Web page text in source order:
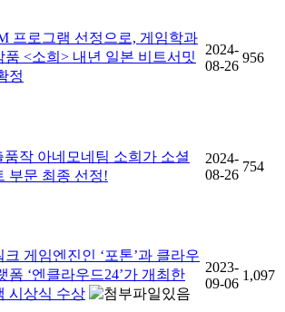
프로그램 선정으로, 게임학과
품 <소희> 내년 일본 비트서밋
정
2024-
08-26
956
품작 아네모네팀 소희가 소셜
부문 최종 선정!
2024-
08-26
754
크 게임엔진인 ‘포톤’과 클라우
폼 ‘엔클라우드24’가 개최한
시상식 수상
2023-
09-06
1,097